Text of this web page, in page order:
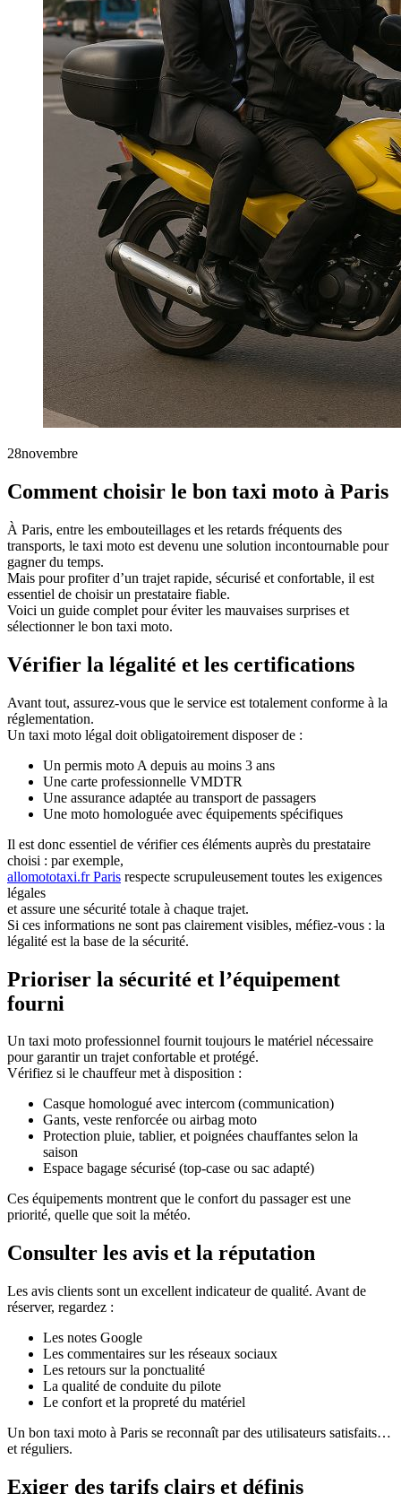
28novembre
Comment choisir le bon taxi moto à Paris
À Paris, entre les embouteillages et les retards fréquents des
transports, le taxi moto est devenu une solution incontournable pour
gagner du temps.
Mais pour profiter d’un trajet rapide, sécurisé et confortable, il est
essentiel de choisir un prestataire fiable.
Voici un guide complet pour éviter les mauvaises surprises et
sélectionner le bon taxi moto.
Vérifier la légalité et les certifications
Avant tout, assurez-vous que le service est totalement conforme à la
réglementation.
Un taxi moto légal doit obligatoirement disposer de :
Un permis moto A depuis au moins 3 ans
Une carte professionnelle VMDTR
Une assurance adaptée au transport de passagers
Une moto homologuée avec équipements spécifiques
Il est donc essentiel de vérifier ces éléments auprès du prestataire
choisi : par exemple,
allomototaxi.fr Paris respecte scrupuleusement toutes les exigences
légales
et assure une sécurité totale à chaque trajet.
Si ces informations ne sont pas clairement visibles, méfiez-vous : la
légalité est la base de la sécurité.
Prioriser la sécurité et l’équipement
fourni
Un taxi moto professionnel fournit toujours le matériel nécessaire
pour garantir un trajet confortable et protégé.
Vérifiez si le chauffeur met à disposition :
Casque homologué avec intercom (communication)
Gants, veste renforcée ou airbag moto
Protection pluie, tablier, et poignées chauffantes selon la
saison
Espace bagage sécurisé (top-case ou sac adapté)
Ces équipements montrent que le confort du passager est une
priorité, quelle que soit la météo.
Consulter les avis et la réputation
Les avis clients sont un excellent indicateur de qualité. Avant de
réserver, regardez :
Les notes Google
Les commentaires sur les réseaux sociaux
Les retours sur la ponctualité
La qualité de conduite du pilote
Le confort et la propreté du matériel
Un bon taxi moto à Paris se reconnaît par des utilisateurs satisfaits…
et réguliers.
Exiger des tarifs clairs et définis